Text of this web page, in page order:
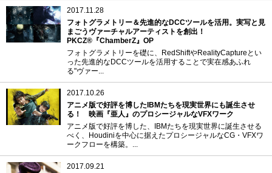
2017.11.28
フォトグラメトリー＆先進的なDCCツールを活用。実写と見
まごうヴァーチャルアーティストを創出！
PKCZ®『ChamberZ』OP
フォトグラメトリーを礎に、RedShiftやRealityCaptureとい
った先進的なDCCツールを活用することで実在感あふれ
る"ヴァー...
2017.10.26
アニメ版で好評を博したIBMたちを現実世界にも誕生させ
る！ 映画『亜人』のプロシージャルなVFXワーク
アニメ版で好評を博した、IBMたちを現実世界に誕生させる
べく、Houdiniを中心に据えたプロシージャルなCG・VFXワ
ークフローを構築。...
2017.09.21